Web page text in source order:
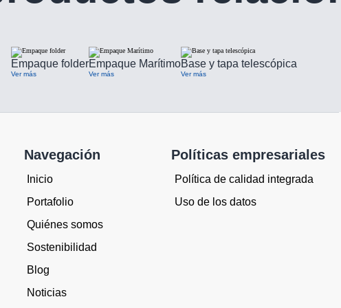
Empaque folder
Ver más
Empaque Marítimo
Ver más
Base y tapa telescópica
Ver más
Navegación
Inicio
Portafolio
Quiénes somos
Sostenibilidad
Blog
Noticias
Políticas empresariales
Política de calidad integrada
Uso de los datos